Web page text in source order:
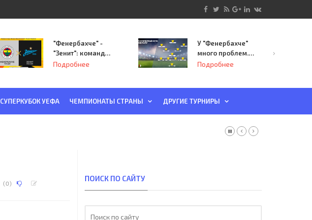
"Фенербахче" -
"Зенит": команда
Семака начинает
Подробнее
У "Фенербахче"
много проблем.
Но он опасен для
Подробнее
СУПЕРКУБОК УЕФА ЧЕМПИОНАТЫ СТРАНЫ ДРУГИЕ ТУРНИРЫ
(0)
ПОИСК ПО САЙТУ